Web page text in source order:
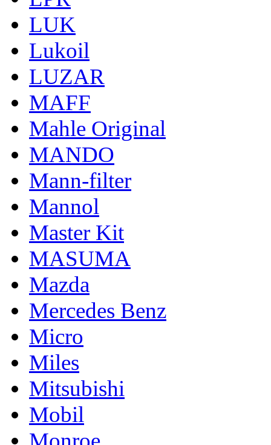
LUK
Lukoil
LUZAR
MAFF
Mahle Original
MANDO
Mann-filter
Mannol
Master Kit
MASUMA
Mazda
Mercedes Benz
Micro
Miles
Mitsubishi
Mobil